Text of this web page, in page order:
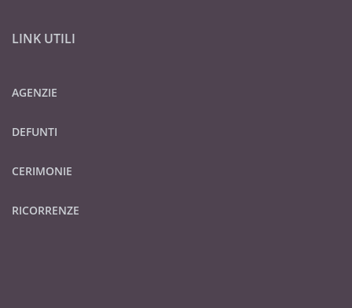
LINK UTILI
AGENZIE
DEFUNTI
CERIMONIE
RICORRENZE